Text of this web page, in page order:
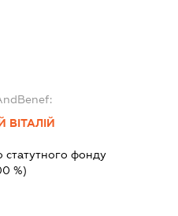
ВІТАЛІЙ
статутного фонду
%)